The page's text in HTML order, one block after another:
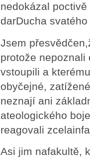
nedokázal
darDucha
Jsem
protože
vstoupili a
obyčejné,
neznají ani
ateologického
reagovali
Asi jim nafakultě,